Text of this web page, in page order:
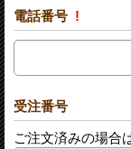
電話番号 !
受注番号
ご注文済みの場合